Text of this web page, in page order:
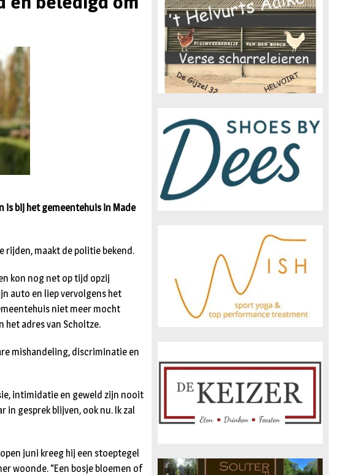
is bij het gemeentehuis in Made
rijden, maakt de politie bekend.
kon nog net op tijd opzij
auto en liep vervolgens het
niet meer mocht
adres van Scholtze.
mishandeling, discriminatie en
intimidatie en geweld zijn nooit
in gesprek blijven, ook nu. Ik zal
juni kreeg hij een stoeptegel
woonde. “Een bosje bloemen of
n